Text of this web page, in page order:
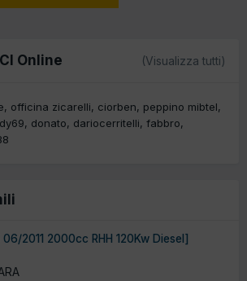
Online (Visualizza tutti)
officina zicarelli ciorben
peppino mibtel
donato dariocerritelli fabbro
06/2011 2000cc RHH 120Kw Diesel]